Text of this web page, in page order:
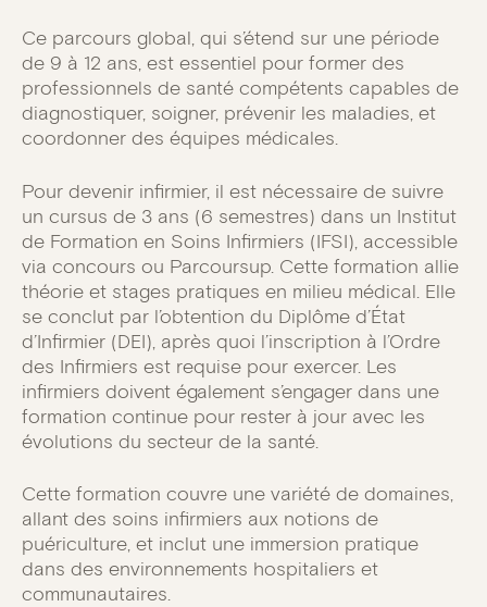
Ce parcours global, qui s’étend sur une période
de 9 à 12 ans, est essentiel pour former des
professionnels de santé compétents capables de
diagnostiquer, soigner, prévenir les maladies, et
coordonner des équipes médicales.
Pour devenir infirmier, il est nécessaire de suivre
un cursus de 3 ans (6 semestres) dans un Institut
de Formation en Soins Infirmiers (IFSI), accessible
via concours ou Parcoursup. Cette formation allie
théorie et stages pratiques en milieu médical. Elle
se conclut par l’obtention du Diplôme d’État
d’Infirmier (DEI), après quoi l’inscription à l’Ordre
des Infirmiers est requise pour exercer. Les
infirmiers doivent également s’engager dans une
formation continue pour rester à jour avec les
évolutions du secteur de la santé.
Cette formation couvre une variété de domaines,
allant des soins infirmiers aux notions de
puériculture, et inclut une immersion pratique
dans des environnements hospitaliers et
communautaires.